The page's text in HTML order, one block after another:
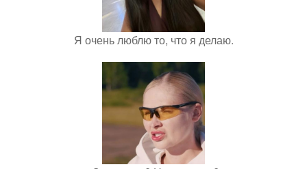
Я очень люблю то, что я делаю.